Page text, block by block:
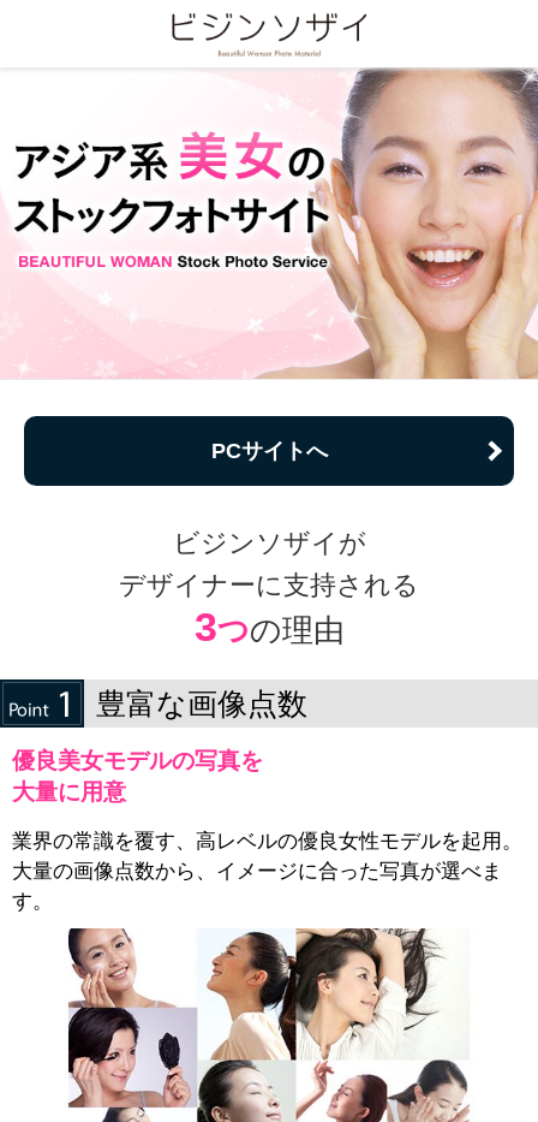
PCサイトへ
ビジンソザイが
デザイナーに支持される
3つの理由
豊富な画像点数
優良美女モデルの写真を
大量に用意
業界の常識を覆す、高レベルの優良女性モデルを起用。
大量の画像点数から、イメージに合った写真が選べま
す。